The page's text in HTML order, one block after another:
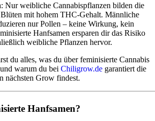
Nur weibliche Cannabispflanzen bilden die
Blüten mit hohem THC-Gehalt. Männliche
nur Pollen – keine Wirkung, kein
Hanfsamen ersparen dir das Risiko
weibliche Pflanzen hervor.
du alles, was du über feminisierte Cannabis
warum du bei Chiligrow.de garantiert die
nächsten Grow findest.
Hanfsamen?